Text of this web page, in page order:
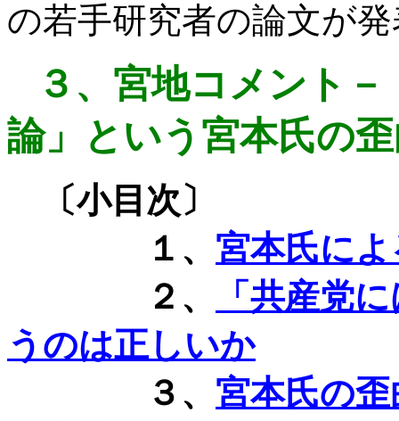
の若手研究者の論文が
３、 宮地コメント－
論」という宮本氏の
〔小目次〕
１、 宮本氏に
２、
「共産党
うのは正しいか
３、 宮本氏の